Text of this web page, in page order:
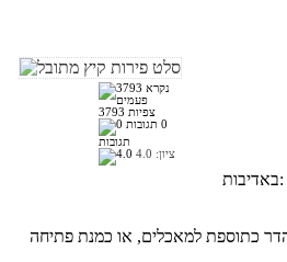
3793 צפיות
0
תגובות
ציון: 4.0
באדיבות: